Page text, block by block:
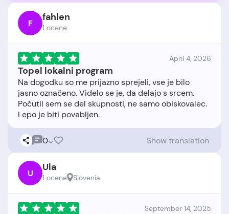
F fahlen
1 ocene
April 4, 2026
Topel lokalni program
Na dogodku so me prijazno sprejeli, vse je bilo
jasno označeno. Videlo se je, da delajo s srcem.
Počutil sem se del skupnosti, ne samo obiskovalec.
0 Show translation
U Ula
1 ocene Slovenia
September 14, 2025